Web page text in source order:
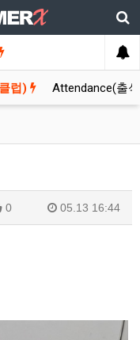
럽) Attendance(출
0 05.13 16:44